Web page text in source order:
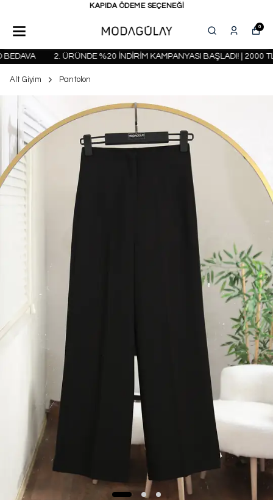
KAPIDA ÖDEME SEÇENEĞİ
0
2. ÜRÜNDE %20 İNDİRİM KAMPANYASI BAŞLADI! | 2000 TL
Alt Giyim Pantolon